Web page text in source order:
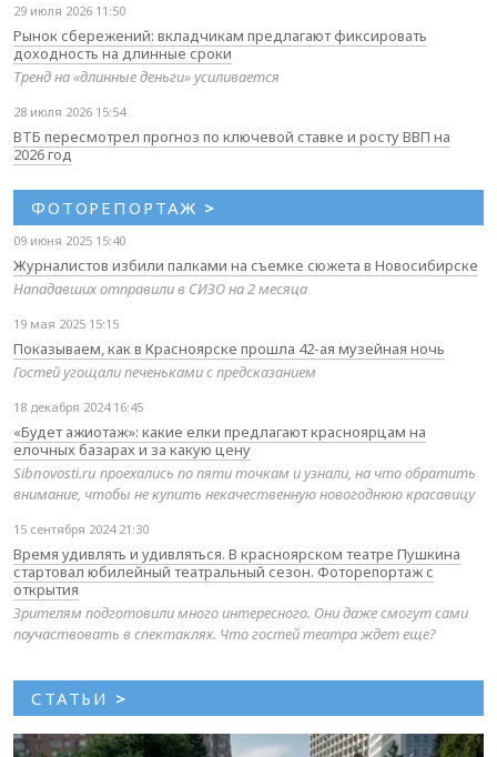
29 июля 2026 11:50
Рынок сбережений: вкладчикам предлагают фиксировать
доходность на длинные сроки
Тренд на «длинные деньги» усиливается
28 июля 2026 15:54
ВТБ пересмотрел прогноз по ключевой ставке и росту ВВП на
2026 год
ФОТОРЕПОРТАЖ >
09 июня 2025 15:40
Журналистов избили палками на съемке сюжета в Новосибирске
Нападавших отправили в СИЗО на 2 месяца
19 мая 2025 15:15
Показываем, как в Красноярске прошла 42-ая музейная ночь
Гостей угощали печеньками с предсказанием
18 декабря 2024 16:45
«Будет ажиотаж»: какие елки предлагают красноярцам на
елочных базарах и за какую цену
Sibnovosti.ru проехались по пяти точкам и узнали, на что обратить
внимание, чтобы не купить некачественную новогоднюю красавицу
15 сентября 2024 21:30
Время удивлять и удивляться. В красноярском театре Пушкина
стартовал юбилейный театральный сезон. Фоторепортаж с
открытия
Зрителям подготовили много интересного. Они даже смогут сами
поучаствовать в спектаклях. Что гостей театра ждет еще?
СТАТЬИ >